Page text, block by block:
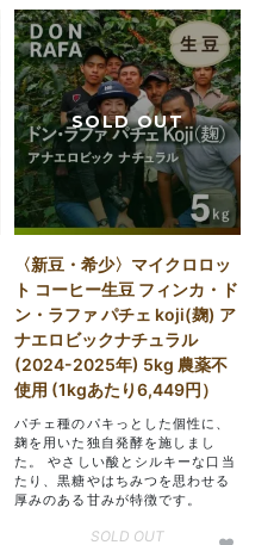
〈新豆・希少〉マイクロロッ
ト コーヒー生豆 フィンカ・ド
ン・ラファ パチェ koji(麹) ア
ナエロビックナチュラル
(2024-2025年) 5kg 農薬不
使用 (1kgあたり6,449円）
パチェ種のパキっとした個性に、
麹を用いた独自発酵を施しまし
た。 やさしい酸とシルキーな口当
たり、黒糖やはちみつを思わせる
厚みのある甘みが特徴です。
SOLD OUT